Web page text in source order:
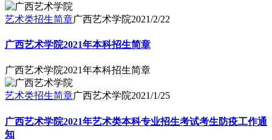
艺术类招生简章广西艺术学院2021/2/22
广西艺术学院2021年本科招生简章
广西艺术学院2021年本科招生简章
艺术类招生简章广西艺术学院2021/1/25
广西艺术学院2021年艺术类本科专业招生考试考生防疫工作通
知